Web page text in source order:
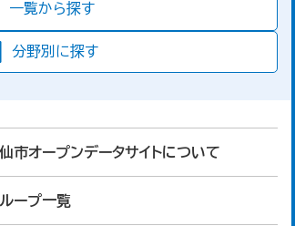
一覧から探す
分野別に探す
市オープンデータサイトについて
ープ一覧